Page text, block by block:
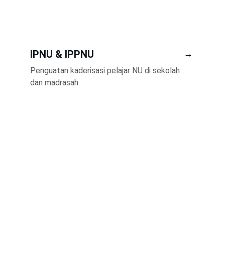
IPNU & IPPNU
Penguatan kaderisasi pelajar NU di sekolah
dan madrasah.
→